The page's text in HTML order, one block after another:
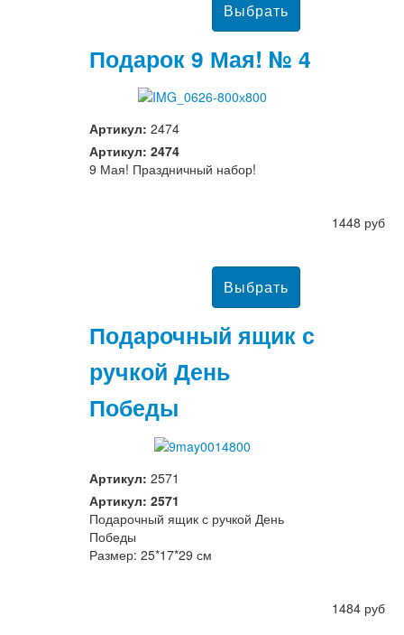
Подарок 9 Мая! № 4
Артикул: 2474
Артикул: 2474
9 Мая! Праздничный набор!
1448 руб
Подарочный ящик с
ручкой День
Победы
Артикул: 2571
Артикул: 2571
Подарочный ящик с ручкой День
Победы
Размер: 25*17*29 см
1484 руб